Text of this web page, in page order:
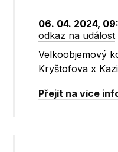
06. 04. 2024,
odkaz na událost
Velkoobjemový
Kryštofova x
Přejít na více